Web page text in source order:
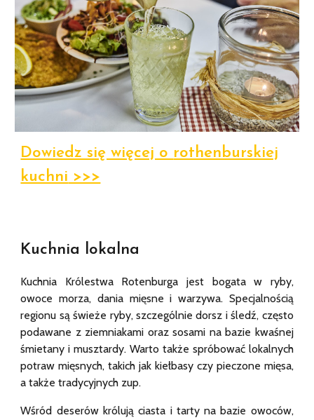
Dowiedz się więcej o rothenburskiej
kuchni >>>
Kuchnia lokalna
Kuchnia Królestwa Rotenburga jest bogata w ryby,
owoce morza, dania mięsne i warzywa. Specjalnością
regionu są świeże ryby, szczególnie dorsz i śledź, często
podawane z ziemniakami oraz sosami na bazie kwaśnej
śmietany i musztardy. Warto także spróbować lokalnych
potraw mięsnych, takich jak kiełbasy czy pieczone mięsa,
a także tradycyjnych zup.
Wśród deserów królują ciasta i tarty na bazie owoców,